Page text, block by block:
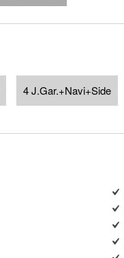
4 J.Gar.+Navi+Side